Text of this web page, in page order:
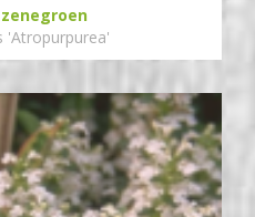
'Atropurpurea'